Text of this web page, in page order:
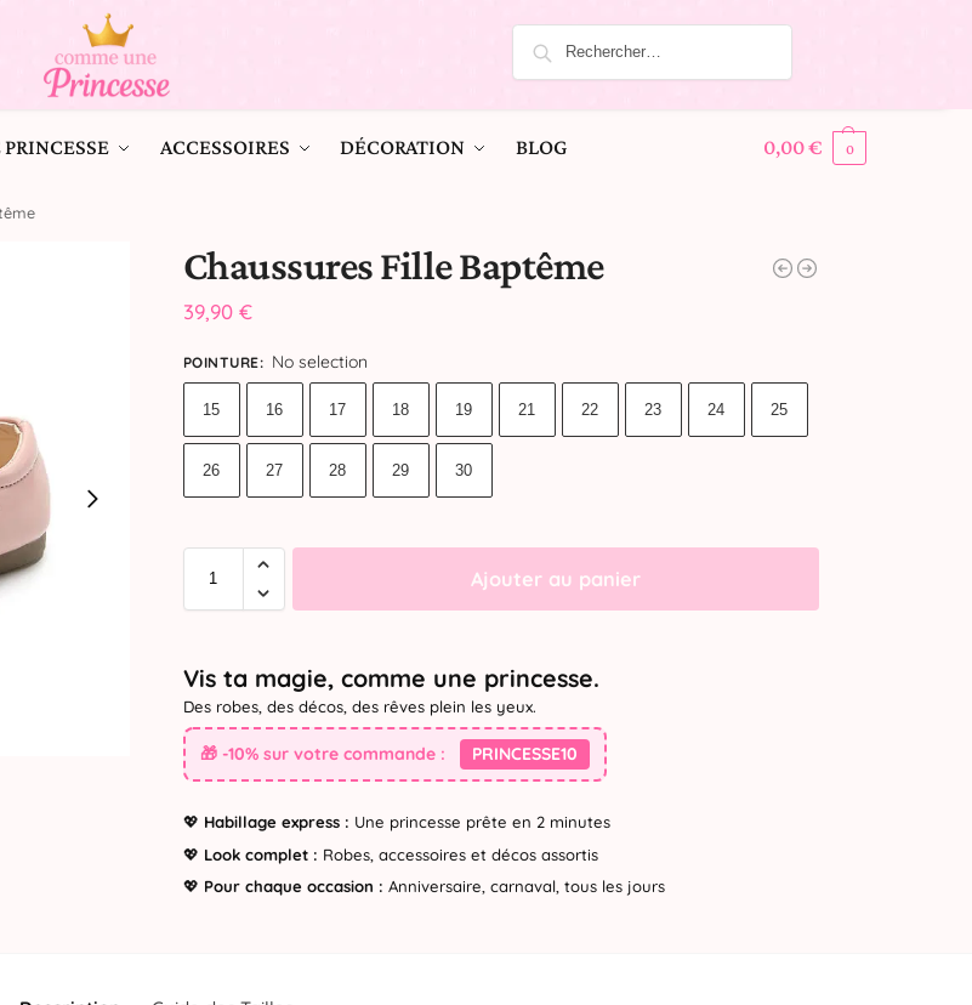
ACCESSOIRES DÉCORATION BLOG 0,00€ 0
Chaussures Fille Baptême
39,90 €
POINTURE: No selection
15 16 17 18 19 21 22 23 24 25
26 27 28 29 30
Ajouter au panier
Vis ta magie, comme une princesse.
Des robes, des décos, des rêves plein les yeux.
🎁 -10% sur votre commande : PRINCESSE10
💖 Habillage express : Une princesse prête en 2 minutes
💖 Look complet : Robes, accessoires et décos assortis
💖 Pour chaque occasion : Anniversaire, carnaval, tous les jours